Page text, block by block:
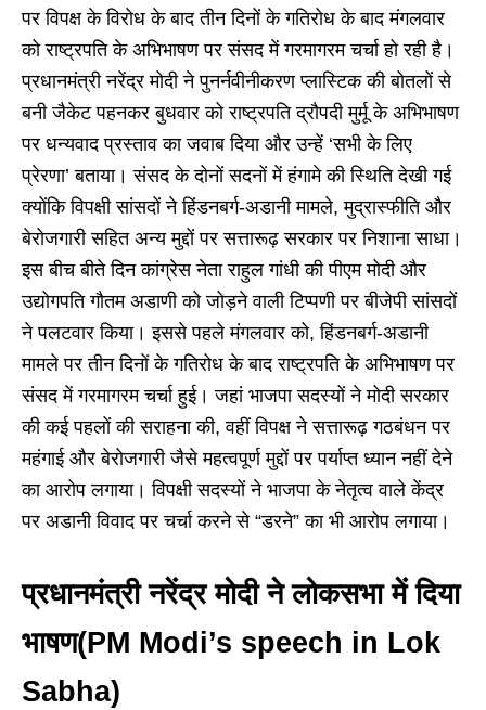
पर विपक्ष के विरोध के बाद तीन दिनों के गतिरोध के बाद मंगलवार
को राष्ट्रपति के अभिभाषण पर संसद में गरमागरम चर्चा हो रही है।
प्रधानमंत्री नरेंद्र मोदी ने पुनर्नवीनीकरण प्लास्टिक की बोतलों से
बनी जैकेट पहनकर बुधवार को राष्ट्रपति द्रौपदी मुर्मू के अभिभाषण
पर धन्यवाद प्रस्ताव का जवाब दिया और उन्हें ‘सभी के लिए
प्रेरणा’ बताया। संसद के दोनों सदनों में हंगामे की स्थिति देखी गई
क्योंकि विपक्षी सांसदों ने हिंडनबर्ग-अडानी मामले, मुद्रास्फीति और
बेरोजगारी सहित अन्य मुद्दों पर सत्तारूढ़ सरकार पर निशाना साधा।
इस बीच बीते दिन कांग्रेस नेता राहुल गांधी की पीएम मोदी और
उद्योगपति गौतम अडाणी को जोड़ने वाली टिप्पणी पर बीजेपी सांसदों
ने पलटवार किया। इससे पहले मंगलवार को, हिंडनबर्ग-अडानी
मामले पर तीन दिनों के गतिरोध के बाद राष्ट्रपति के अभिभाषण पर
संसद में गरमागरम चर्चा हुई। जहां भाजपा सदस्यों ने मोदी सरकार
की कई पहलों की सराहना की, वहीं विपक्ष ने सत्तारूढ़ गठबंधन पर
महंगाई और बेरोजगारी जैसे महत्वपूर्ण मुद्दों पर पर्याप्त ध्यान नहीं देने
का आरोप लगाया। विपक्षी सदस्यों ने भाजपा के नेतृत्व वाले केंद्र
पर अडानी विवाद पर चर्चा करने से “डरने” का भी आरोप लगाया।
प्रधानमंत्री नरेंद्र मोदी ने लोकसभा में दिया
भाषण(PM Modi’s speech in Lok
Sabha)